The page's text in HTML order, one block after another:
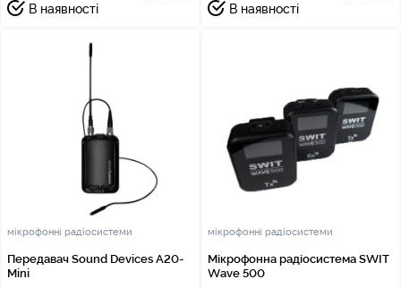
В наявності В наявності
мікрофонні радіосистеми
Передавач Sound Devices A20-
Mini
мікрофонні радіосистеми
Мікрофонна радіосистема SWIT
Wave 500